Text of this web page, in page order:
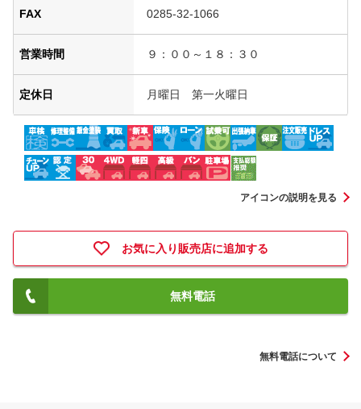
FAX 0285-32-1066
営業時間 ９：００～１８：３０
定休日 月曜日 第一火曜日
アイコンの説明を見る
お気に入り販売店に追加する
無料電話
無料電話について